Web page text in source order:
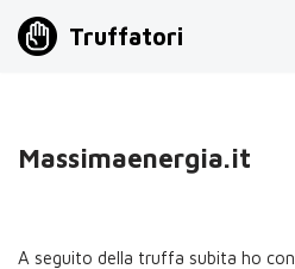
Truffatori
Massimaenergia.it
A seguito della truffa subita ho